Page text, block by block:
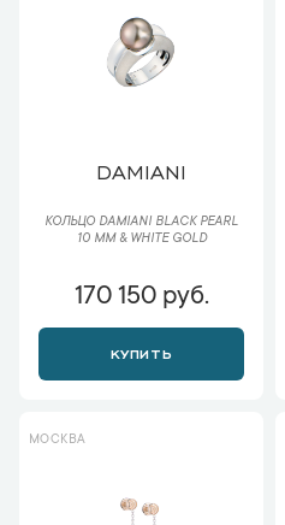
DAMIANI
КОЛЬЦО DAMIANI BLACK PEARL
10 MM & WHITE GOLD
170 150 руб.
КУПИТЬ
МОСКВА